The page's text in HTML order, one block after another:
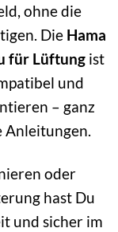
ohne die
Die Hama
für Lüftung ist
und
– ganz
oder
hast Du
und sicher im